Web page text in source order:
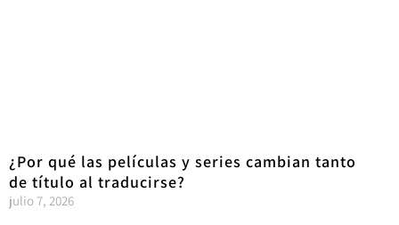
¿Por qué las películas y series cambian tanto
de título al traducirse?
julio 7, 2026